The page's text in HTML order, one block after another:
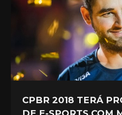
CPBR 2018 TERÁ